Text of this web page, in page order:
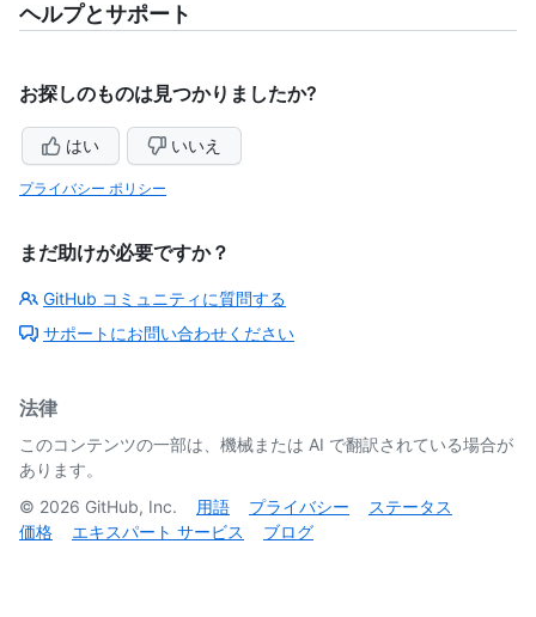
ヘルプとサポート
お探しのものは見つかりましたか?
はい いいえ
プライバシー ポリシー
まだ助けが必要ですか？
GitHub コミュニティに質問する
サポートにお問い合わせください
法律
このコンテンツの一部は、機械または AI で翻訳されている場合が
あります。
© 2026 GitHub, Inc. 用語 プライバシー
ステータス
価格
エキスパート サービス ブログ